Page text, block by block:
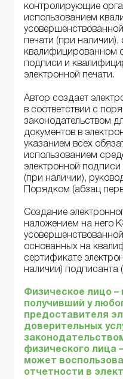
контролирующие
использованием
печати (при
квалифицированном
подписи и
электронной печати.
Автор создает
в соответствии с
законодательством
документов в
указанием всех
использованием
электронной
(при наличии),
Порядком (абзац
Создание
наложением на него
основанных на
сертификате
наличии) подписанта
Физическое лицо
получивший у
предоставителя
доверительных
физического лица
может
отчетности в